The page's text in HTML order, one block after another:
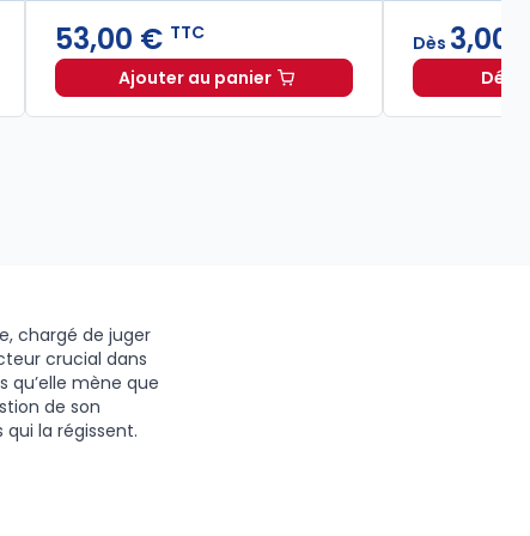
l'office du magistrat à 22,00 € TTC
53,00 € TTC
Ajouter au panierLes Cahiers de la justice 2026/1 à
Dès 3,00
chargé de juger
crucial dans
mène que
de son
la régissent.